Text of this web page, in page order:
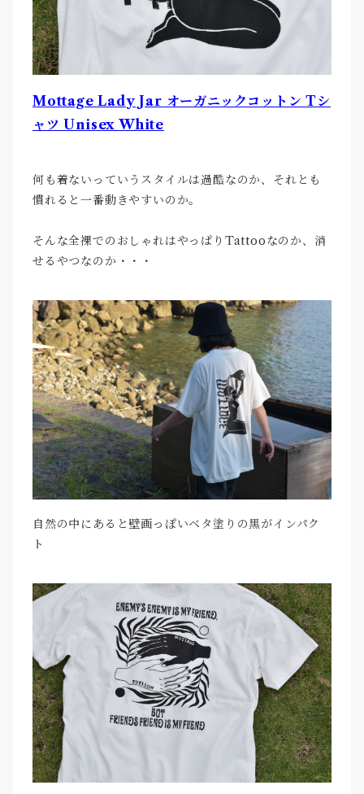
Mottage Lady Jar オーガニックコットン Tシ
ャツ Unisex White
何も着ないっていうスタイルは過酷なのか、それとも
慣れると一番動きやすいのか。
そんな全裸でのおしゃれはやっぱりTattooなのか、消
せるやつなのか・・・
自然の中にあると壁画っぽいベタ塗りの黒がインパク
ト